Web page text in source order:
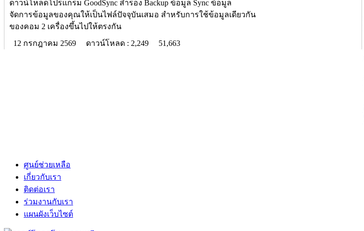
ดาวน์โหลดโปรแกรม GoodSync สำรอง Backup ข้อมูล Sync ข้อมูล
จัดการข้อมูลของคุณให้เป็นไฟล์ปัจจุบันเสมอ สำหรับการใช้ข้อมูลเดียวกัน
ของคอม 2 เครื่องขึ้นไปให้ตรงกัน
12 กรกฎาคม 2569
ดาวน์โหลด : 2,249 51,663
ศูนย์ช่วยเหลือ
เกี่ยวกับเรา
ติดต่อเรา
ร่วมงานกับเรา
แผนผังเว็บไซต์